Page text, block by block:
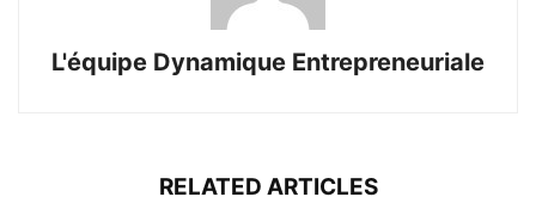
L'équipe Dynamique Entrepreneuriale
RELATED ARTICLES